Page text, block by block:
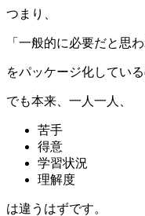
つまり、
「一般的に必要だと思
をパッケージ化している
でも本来、一人一人、
苦手
得意
学習状況
理解度
は違うはずです。